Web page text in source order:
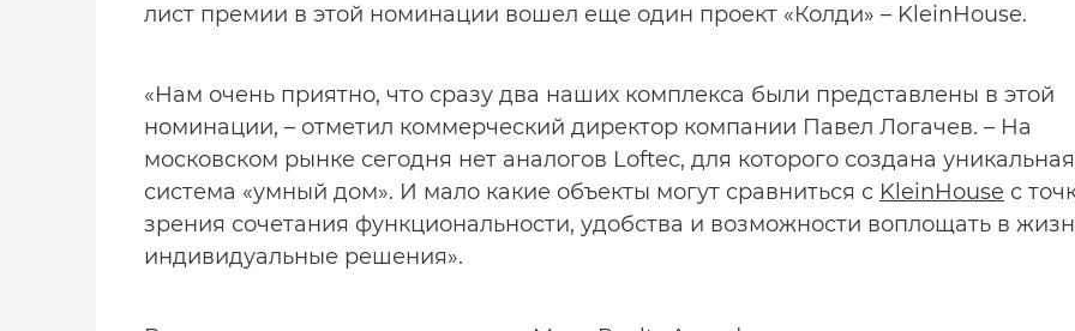
лист премии в этой номинации вошел еще один проект «Колди» – KleinHouse.
«Нам очень приятно, что сразу два наших комплекса были представлены в этой
номинации, – отметил коммерческий директор компании Павел Логачев. – На
московском рынке сегодня нет аналогов Loftec, для которого создана уникальная
система «умный дом». И мало какие объекты могут сравниться с KleinHouse с
зрения сочетания функциональности, удобства и возможности воплощать в
индивидуальные решения».